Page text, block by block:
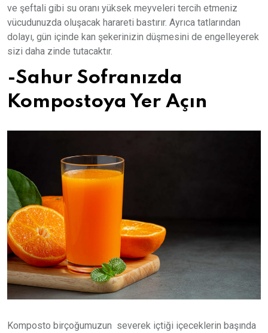
ve şeftali gibi su oranı yüksek meyveleri tercih etmeniz
vücudunuzda oluşacak harareti bastırır. Ayrıca tatlarından
dolayı, gün içinde kan şekerinizin düşmesini de engelleyerek
sizi daha zinde tutacaktır.
-Sahur Sofranızda
Kompostoya Yer Açın
Komposto birçoğumuzun severek içtiği içeceklerin başında